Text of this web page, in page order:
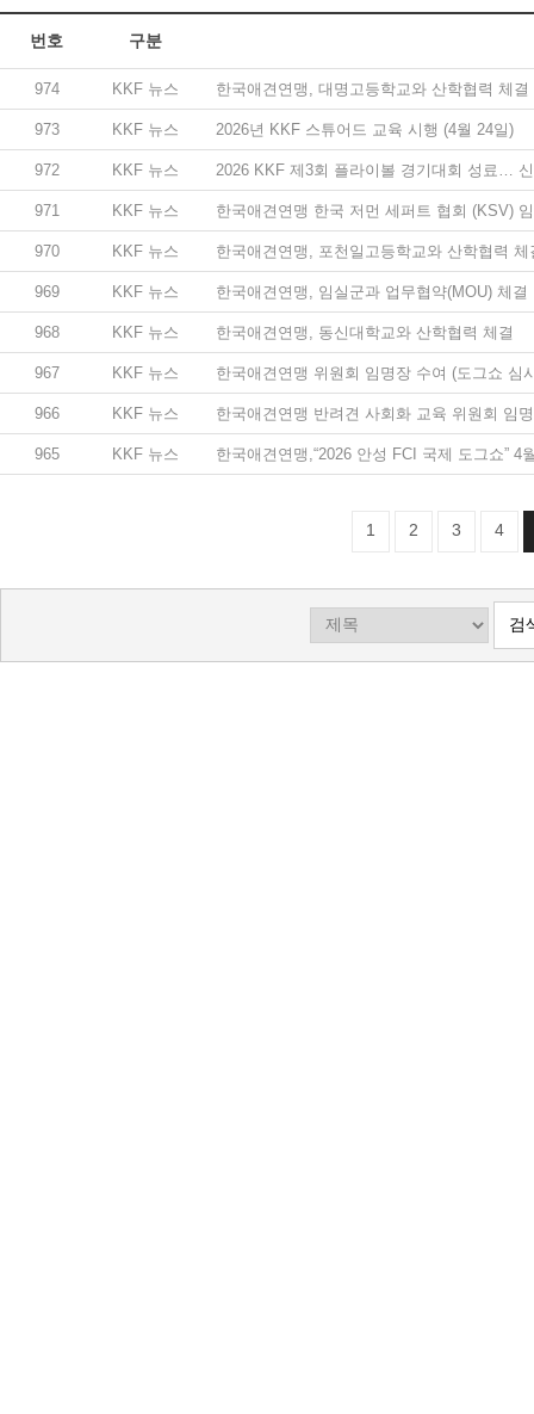
번호 구분
974 KKF 뉴스 한국애견연맹, 대명고등학교와 산학협력 체결
973 KKF 뉴스 2026년 KKF 스튜어드 교육 시행 (4월 24일)
972 KKF 뉴스 2026 KKF 제3회 플라이볼 경기대회 성료…
971 KKF 뉴스 한국애견연맹 한국 저먼 세퍼트 협회 (KSV)
970 KKF 뉴스 한국애견연맹, 포천일고등학교와 산학협력 체
969 KKF 뉴스 한국애견연맹, 임실군과 업무협약(MOU) 체결
968 KKF 뉴스 한국애견연맹, 동신대학교와 산학협력 체결
967 KKF 뉴스 한국애견연맹 위원회 임명장 수여 (도그쇼 심
966 KKF 뉴스 한국애견연맹 반려견 사회화 교육 위원회 임
965 KKF 뉴스 한국애견연맹,“2026 안성 FCI 국제 도그쇼” 4
1 2 3 4